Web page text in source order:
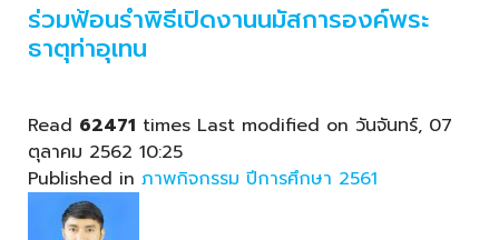
ร่วมฟ้อนรำพิธีเปิดงานนมัสการองค์พระ
ธาตุท่าอุเทน
Read 62471 times Last modified on วันจันทร์, 07
ตุลาคม 2562 10:25
Published in ภาพกิจกรรม ปีการศึกษา 2561